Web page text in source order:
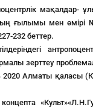
мақалдар-
ғылымы мен өмірі
232 беттер.
зерттеу
Алматы қаласы